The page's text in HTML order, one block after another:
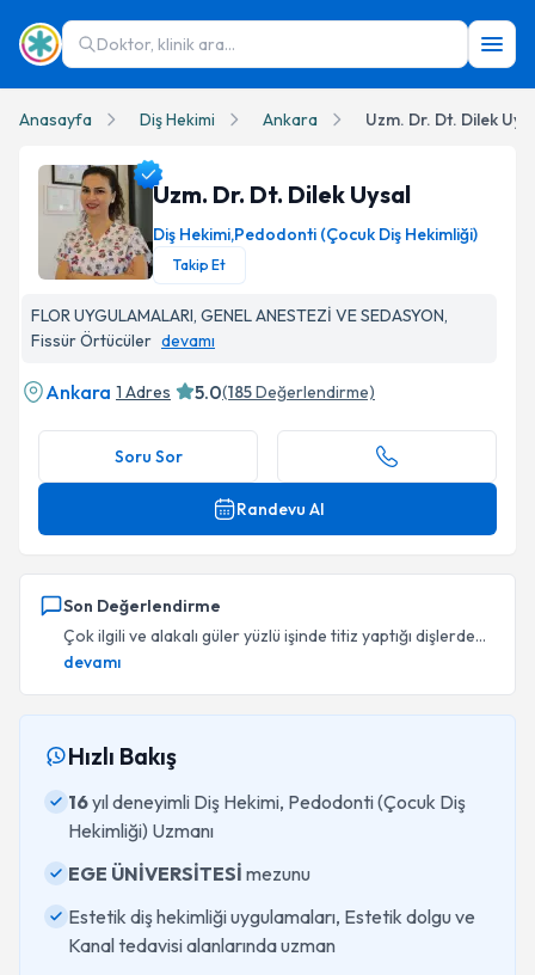
Doktor, klinik ara...
Anasayfa Diş Hekimi Ankara Uzm. Dr. Dt. Dilek
Uzm. Dr. Dt. Dilek Uysal
Diş Hekimi,Pedodonti (Çocuk Diş Hekimliği)
Takip Et
FLOR UYGULAMALARI, GENEL ANESTEZİ VE SEDASYON,
Fissür Örtücüler devamı
Ankara 1 Adres 5.0(185Değerlendirme)
Soru Sor
Randevu Al
Son Değerlendirme
Çok ilgili ve alakalı güler yüzlü işinde titiz yaptığı dişlerde...
devamı
Hızlı Bakış
16yıl deneyimli Diş Hekimi, Pedodonti (Çocuk Diş
Hekimliği) Uzmanı
EGE ÜNİVERSİTESİ mezunu
Estetik diş hekimliği uygulamaları, Estetik dolgu ve
Kanal tedavisi alanlarında uzman